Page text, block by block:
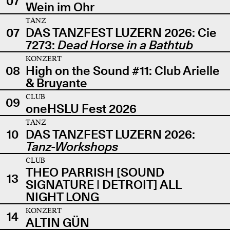
Wein im Ohr
07
TANZ
DAS TANZFEST LUZERN 2026: Cie
7273: Dead Horse in a Bathtub
08
KONZERT
High on the Sound #11: Club Arielle
& Bruyante
09
CLUB
oneHSLU Fest 2026
10
TANZ
DAS TANZFEST LUZERN 2026:
Tanz-Workshops
13
CLUB
THEO PARRISH [SOUND
SIGNATURE | DETROIT] ALL
NIGHT LONG
14
KONZERT
ALTIN GÜN